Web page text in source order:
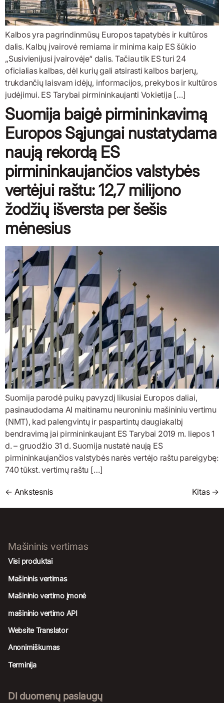
Kalbos yra pagrindinmūsų Europos tapatybės ir kultūros
dalis. Kalbų įvairovė remiama ir minima kaip ES šūkio
„Susivienijusi įvairovėje“ dalis. Tačiau tik ES turi 24
oficialias kalbas, dėl kurių gali atsirasti kalbos barjerų,
trukdančių laisvam idėjų, informacijos, prekybos ir kultūros
judėjimui. ES Tarybai pirmininkaujanti Vokietija […]
Suomija baigė pirmininkavimą
Europos Sąjungai nustatydama
naują rekordą ES
pirmininkaujančios valstybės
vertėjui raštu: 12,7 milijono
žodžių išversta per šešis
mėnesius
Suomija parodė puikų pavyzdį likusiai Europos daliai,
pasinaudodama AI maitinamu neuroniniu mašininiu vertimu
(NMT), kad palengvintų ir paspartintų daugiakalbį
bendravimą jai pirmininkaujant ES Tarybai 2019 m. liepos 1
d. – gruodžio 31 d. Suomija nustatė naują ES
pirmininkaujančios valstybės narės vertėjo raštu pareigybę:
740 tūkst. vertimų raštu […]
← Ankstesnis Kitas →
Mašininis vertimas
Visi produktai
Mašininis vertimas
Mašininio vertimo įmonė
mašininio vertimo API
Website Translator
Anonimiškumas
Terminija
DI duomenų paslaugų